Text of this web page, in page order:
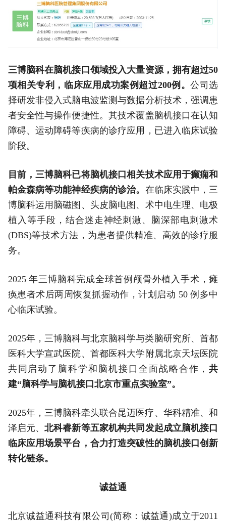
三博脑科在脑机接口领域投入大量资源，拥有超过50
项相关专利，临床应用成功案例超过200例。公司选
择研发非侵入式脑电波监测与数据分析技术，强调患
者安全性与操作便捷性。其技术覆盖脑机接口在认知
障碍、运动障碍等疾病的诊疗应用，已进入临床试验
阶段。
目前，三博脑科已将脑机接口相关技术应用于癫痫和
帕金森病等功能神经疾病的诊治。 在临床实践中，三
博脑科运用脑磁图、头皮脑电图、术中电生理、电极
植入等手段，结合迷走神经刺激、脑深部电刺激术
(DBS)等技术方法，为患者提供精准、高效的诊疗服
务。
2025 年三博脑科完成全球首例颅骨外植入手术，瘫
痪患者术后两周恢复抓握动作，计划启动 50 例多中
心临床试验。
2025年，三博脑科与北京脑科学与类脑研究所、首都
医科大学宣武医院、首都医科大学附属北京天坛医院
共同启动了脑科学和脑机接口全面战略合作，共
建“脑科学与脑机接口北京市重点实验室”。
2025年，三博脑科牵头联合昆迈医疗、华科精准、和
泽启元、北科睿新等五家机构共同发起成立脑机接口
临床应用场景平台，合力打造突破性的脑机接口创新
转化链条。
诚益通
北京诚益通科技有限公司(简称：诚益通)成立于2011